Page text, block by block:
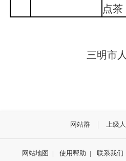
点茶
三明市人
网站群 上级
网站地图 | 使用帮助 | 联系我们